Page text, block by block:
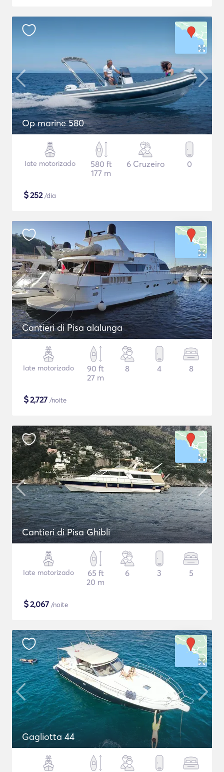
Op marine 580
Iate motorizado
580 ft
177 m
6 Cruzeiro 0
$252/dia
Cantieri di Pisa alalunga
Iate motorizado
90 ft
27 m
8 4 8
$2,727 /noite
Cantieri di Pisa Ghibli
Iate motorizado
65 ft
20 m
6 3 5
$2,067 /noite
Gagliotta 44